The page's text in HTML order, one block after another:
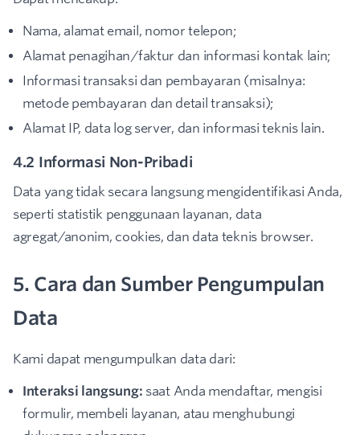
Nama, alamat email, nomor telepon;
Alamat penagihan/faktur dan informasi kontak lain;
Informasi transaksi dan pembayaran (misalnya:
metode pembayaran dan detail transaksi);
Alamat IP, data log server, dan informasi teknis lain.
4.2 Informasi Non-Pribadi
Data yang tidak secara langsung mengidentifikasi Anda,
seperti statistik penggunaan layanan, data
agregat/anonim, cookies, dan data teknis browser.
5. Cara dan Sumber Pengumpulan
Data
Kami dapat mengumpulkan data dari:
Interaksi langsung: saat Anda mendaftar, mengisi
formulir, membeli layanan, atau menghubungi